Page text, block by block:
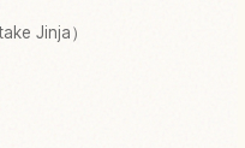
Jinja）